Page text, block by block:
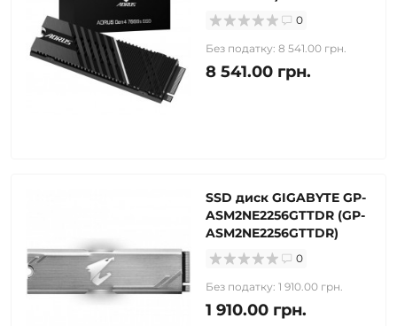
0
Без податку: 8 541.00 грн.
8 541.00 грн.
SSD диск GIGABYTE GP-
ASM2NE2256GTTDR (GP-
ASM2NE2256GTTDR)
0
Без податку: 1 910.00 грн.
1 910.00 грн.